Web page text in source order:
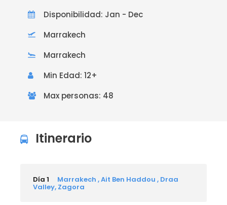
Disponibilidad: Jan - Dec
Marrakech
Marrakech
Min Edad: 12+
Max personas: 48
Itinerario
Día 1 Marrakech , Ait Ben Haddou , Draa
Valley, Zagora